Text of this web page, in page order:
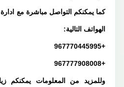
كما يمكنكم التواصل مباشرة مع
الهواتف التالية:
+967770445995
+967777908008
وللمزيد من المعلومات يمكنكم